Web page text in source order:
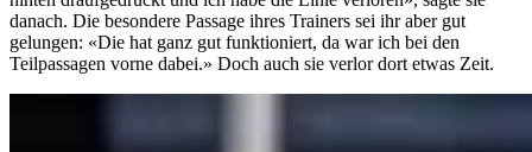
danach. Die besondere Passage ihres Trainers sei ihr aber gut
gelungen: «Die hat ganz gut funktioniert, da war ich bei den
Teilpassagen vorne dabei.» Doch auch sie verlor dort etwas Zeit.